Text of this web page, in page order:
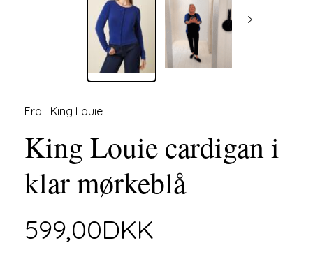
Fra: King Louie
King Louie cardigan i
klar mørkeblå
599,00DKK